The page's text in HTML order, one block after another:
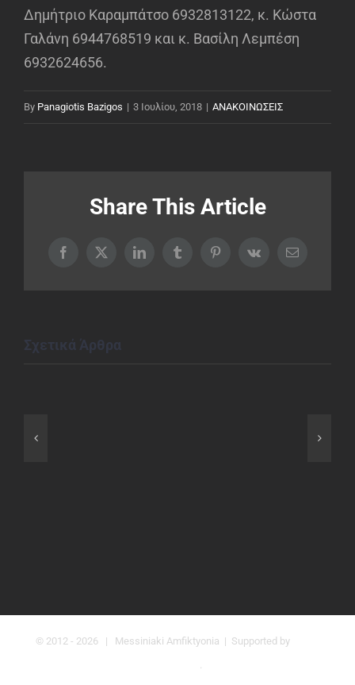
Δημήτριο Καραμπάτσο 6932813122, κ. Κώστα
Γαλάνη 6944768519 και κ. Βασίλη Λεμπέση
6932624656.
By Panagiotis Bazigos | 3 Ιουλίου, 2018 | ΑΝΑΚΟΙΝΩΣΕΙΣ
Share This Article
Facebook
X LinkedInTumblr PinterestVk Email
Σχετικά Άρθρα
© 2012 - 2026 | Messiniaki Amfiktyonia | Supported by
.